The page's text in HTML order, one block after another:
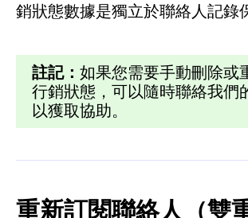
銷狀態數據是獨立於聯絡人記錄
註記： 如果您需要手動刪除或
行銷狀態，可以隨時聯絡我們
以獲取協助。
重新訂閱聯絡人（雙